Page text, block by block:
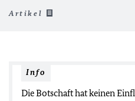
Artikel
Info
Die Botschaft hat keinen